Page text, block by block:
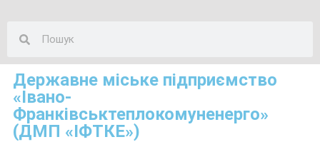
Державне міське підприємство
«Івано-
Франківськтеплокомуненерго»
(ДМП «ІФТКЕ»)